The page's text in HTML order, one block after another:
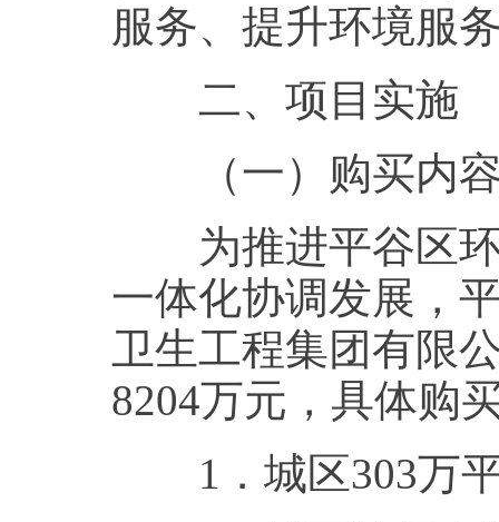
服务、提升环境服
二、项目实施
（一）购买内
为推进平谷区环
一体化协调发展，
卫生工程集团有限
8204万元，具体购
1．城区303万平